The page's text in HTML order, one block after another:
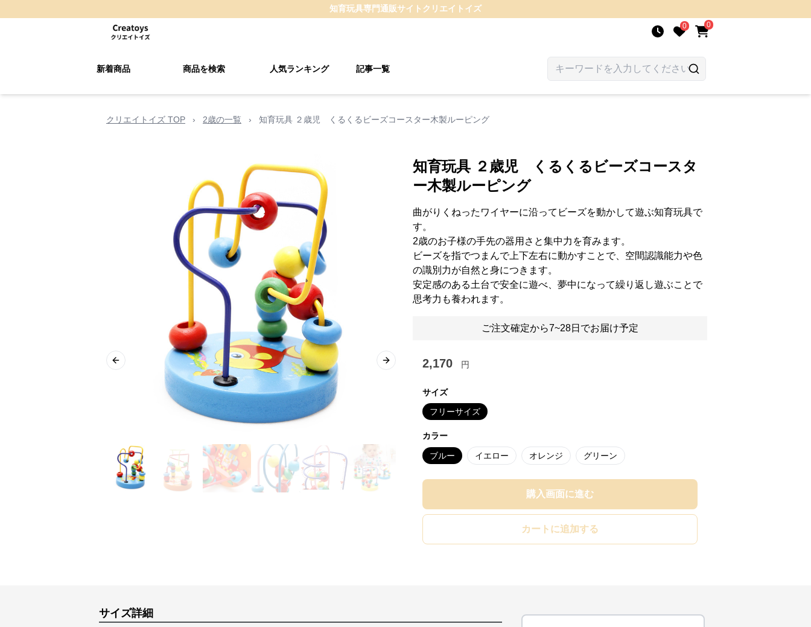
知育玩具専門通販サイト クリエイトイズ
0 0
新着商品 商品を検索 人気ランキング 記事一覧
クリエイトイズ TOP › 2歳の一覧 › 知育玩具 ２歳児 くるくるビーズコースター木製ルーピング
Previous slide Next slide
知育玩具 ２歳児 くるくるビーズコースタ
ー木製ルーピング
曲がりくねったワイヤーに沿ってビーズを動かして遊ぶ知育玩具で
す。
2歳のお子様の手先の器用さと集中力を育みます。
ビーズを指でつまんで上下左右に動かすことで、空間認識能力や色
の識別力が自然と身につきます。
安定感のある土台で安全に遊べ、夢中になって繰り返し遊ぶことで
思考力も養われます。
ご注文確定から7~28日でお届け予定
2,170 円
サイズ
フリーサイズ
カラー
ブルー イエロー オレンジ グリーン
購入画面に進む
カートに追加する
サイズ詳細